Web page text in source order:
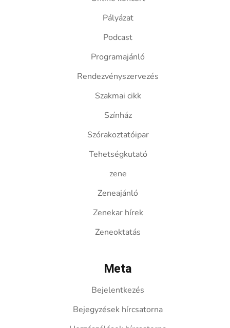
Pályázat
Podcast
Programajánló
Rendezvényszervezés
Szakmai cikk
Színház
Szórakoztatóipar
Tehetségkutató
zene
Zeneajánló
Zenekar hírek
Zeneoktatás
Meta
Bejelentkezés
Bejegyzések hírcsatorna